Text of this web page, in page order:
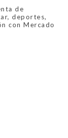
de
deportes,
con Mercado